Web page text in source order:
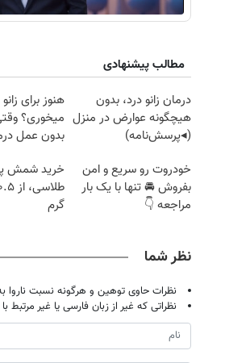
مطالب پیشنهادی
درمان زانو درد، بدون
هیچگونه عوارض در منزل
(◂پرسش‌نامه)
هنوز برای
میخوری؟
بدون عمل
خودروت رو سریع و امن
بفروش 🚘 تنها با یک بار
مراجعه 👇
خرید شمش
گرم
نظر شما
نظرات حاوی توهین و هرگونه نسبت
نظراتی که غیر از زبان فارسی یا غیر